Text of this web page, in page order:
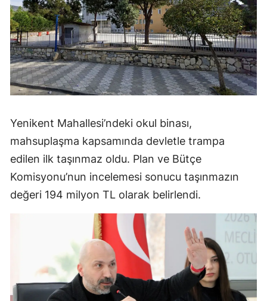
Yenikent Mahallesi’ndeki okul binası,
mahsuplaşma kapsamında devletle trampa
edilen ilk taşınmaz oldu. Plan ve Bütçe
Komisyonu’nun incelemesi sonucu taşınmazın
değeri 194 milyon TL olarak belirlendi.